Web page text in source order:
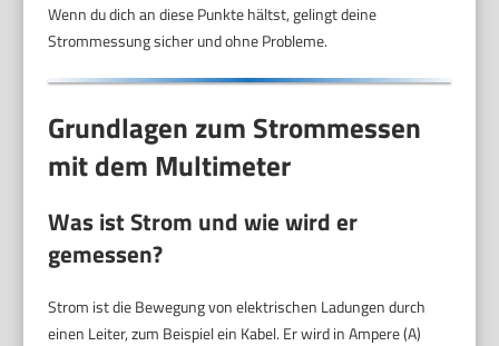
Wenn du dich an diese Punkte hältst, gelingt deine
Strommessung sicher und ohne Probleme.
Grundlagen zum Strommessen
mit dem Multimeter
Was ist Strom und wie wird er
gemessen?
Strom ist die Bewegung von elektrischen Ladungen durch
einen Leiter, zum Beispiel ein Kabel. Er wird in Ampere (A)